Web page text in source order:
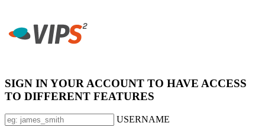
SIGN IN YOUR ACCOUNT TO HAVE ACCESS
TO DIFFERENT FEATURES
USERNAME